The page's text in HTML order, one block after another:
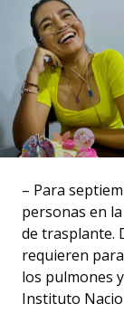
– Para
personas en
de trasplante.
requieren
los pulmones
Instituto